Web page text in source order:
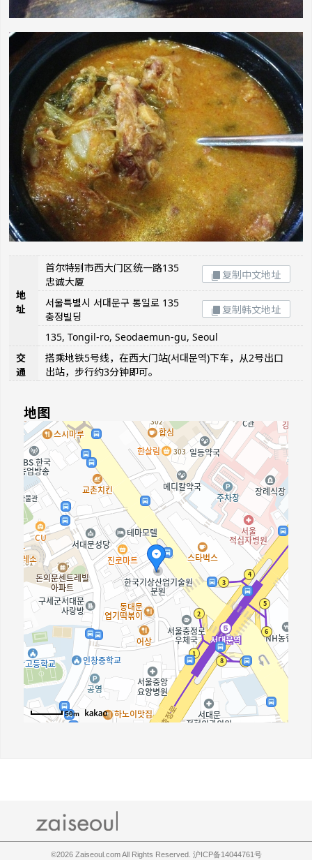
地
址
首尔特别市西大门区统一路135
忠诚大厦
复制中文地址
서울특별시 서대문구 통일로 135
충정빌딩
复制韩文地址
135, Tongil-ro, Seodaemun-gu, Seoul
交
通
搭乘地铁5号线，在西大门站(서대문역)下车，从2号出口
出站，步行约3分钟即可。
地图
50m
©2026 Zaiseoul.com All Rights Reserved. 沪ICP备14044761号